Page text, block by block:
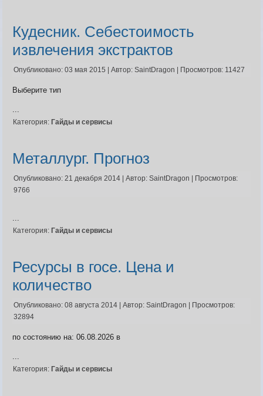
Квесты. Академия
Форум
Клиент игры на android
Предложения
R.I.P. =(
Живые легенды
Кудесник. Себестоимость
извлечения экстрактов
Опубликовано: 03 мая 2015 |Автор: SaintDragon Просмотров: 11427
Выберите тип
...
Категория: Гайды и сервисы
Металлург. Прогноз
Опубликовано: 21 декабря 2014 |Автор: SaintDragon
Просмотров:
9766
...
Категория: Гайды и сервисы
Ресурсы в госе. Цена и
количество
Опубликовано: 08 августа 2014 |Автор: SaintDragon
Просмотров:
32894
по состоянию на: 06.08.2026 в
...
Категория: Гайды и сервисы